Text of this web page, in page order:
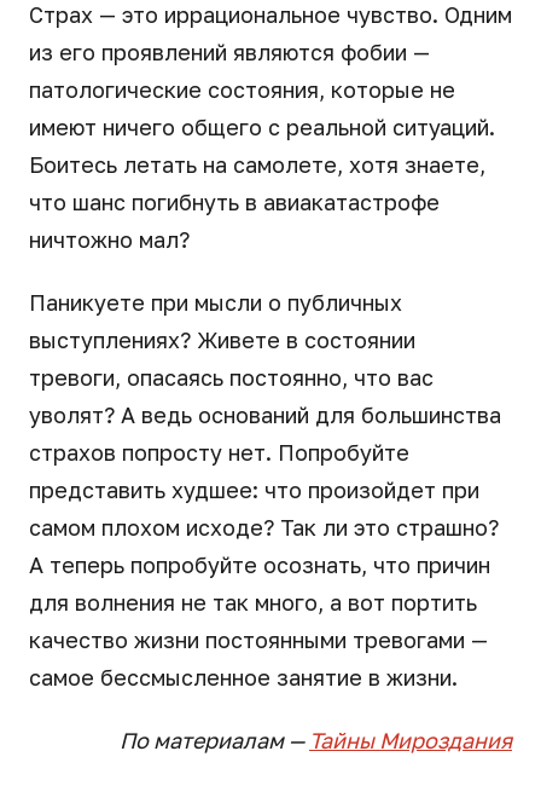
Страх — это иррациональное чувство. Одним
из его проявлений являются фобии —
патологические состояния, которые не
имеют ничего общего с реальной ситуаций.
Боитесь летать на самолете, хотя знаете,
что шанс погибнуть в авиакатастрофе
ничтожно мал?
Паникуете при мысли о публичных
выступлениях? Живете в состоянии
тревоги, опасаясь постоянно, что вас
уволят? А ведь оснований для большинства
страхов попросту нет. Попробуйте
представить худшее: что произойдет при
самом плохом исходе? Так ли это страшно?
А теперь попробуйте осознать, что причин
для волнения не так много, а вот портить
качество жизни постоянными тревогами —
самое бессмысленное занятие в жизни.
По материалам — Тайны Мироздания